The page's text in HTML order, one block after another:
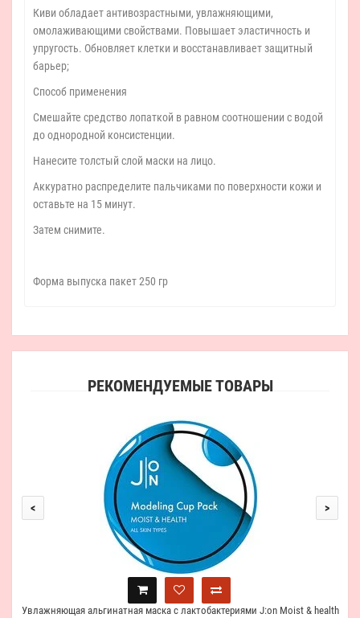
Киви обладает антивозрастными, увлажняющими,
омолаживающими свойствами. Повышает эластичность и
упругость. Обновляет клетки и восстанавливает защитный
барьер;
Способ применения
Смешайте средство лопаткой в равном соотношении с водой
до однородной консистенции.
Нанесите толстый слой маски на лицо.
Аккуратно распределите пальчиками по поверхности кожи и
оставьте на 15 минут.
Затем снимите.
Форма выпуска пакет 250 гр
РЕКОМЕНДУЕМЫЕ ТОВАРЫ
Увлажняющая альгинатная маска с лактобактериями J:on Moist & health
< >